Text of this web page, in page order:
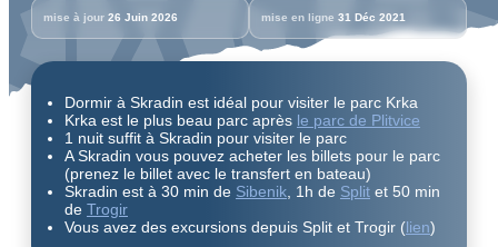
mise à jour 26 Juin 2026 mise en ligne 31 Déc 2021
Dormir à Skradin est idéal pour visiter le parc Krka
Krka est le plus beau parc après le parc de Plitvice
1 nuit suffit à Skradin pour visiter le parc
A Skradin vous pouvez acheter les billets pour le parc
(prenez le billet avec le transfert en bateau)
Skradin est à 30 min de Sibenik , 1h de Split et 50 min
de Trogir
Vous avez des excursions depuis Split et Trogir (lien)